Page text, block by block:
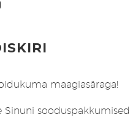
maagiasäraga!
Sinuni